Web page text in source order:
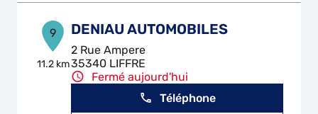
9
11.2 km
DENIAU AUTOMOBILES
2 Rue Ampere
35340 LIFFRE
Fermé aujourd'hui
Téléphone